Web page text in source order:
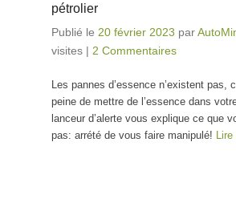
pétrolier
Publié le 20 février 2023 par
visites | 2 Commentaires
Les pannes d’essence n’existent pas,
peine de mettre de l’essence dans
lanceur d’alerte vous explique ce que
pas: arrété de vous faire manipulé!